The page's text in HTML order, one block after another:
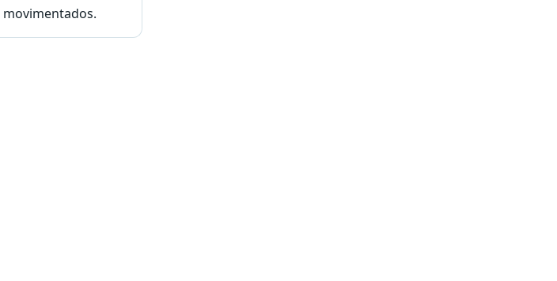
movimentados.